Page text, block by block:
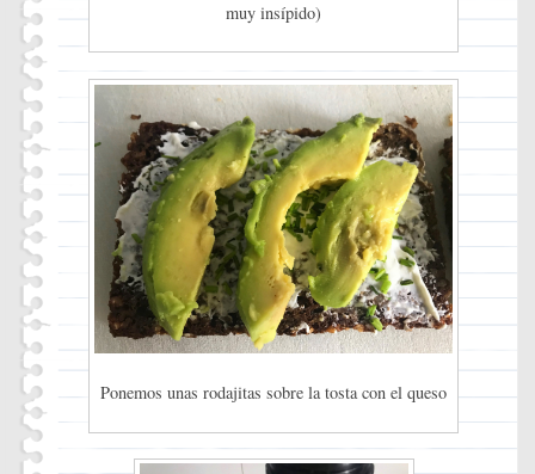
muy insípido)
Ponemos unas rodajitas sobre la tosta con el queso